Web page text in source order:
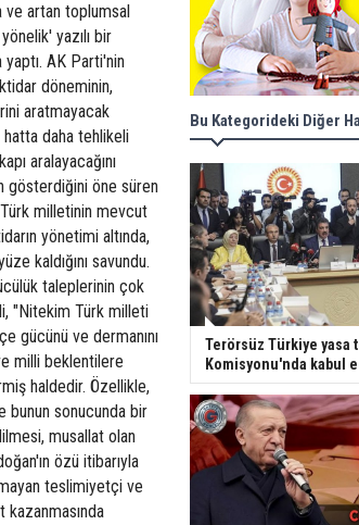
ve artan toplumsal
yazılı bir
yaptı. AK Parti'nin
döneminin,
aratmayacak
daha tehlikeli
aralayacağını
gösterdiğini öne süren
milletinin mevcut
yönetimi altında,
kaldığını savundu.
taleplerinin çok
"Nitekim Türk milleti
gücünü ve dermanını
milli beklentilere
haldedir. Özellikle,
bunun sonucunda bir
musallat olan
özü itibarıyla
teslimiyetçi ve
Bu Kategorideki Diğer
Terörsüz Türkiye
Komisyonu'nda kabul